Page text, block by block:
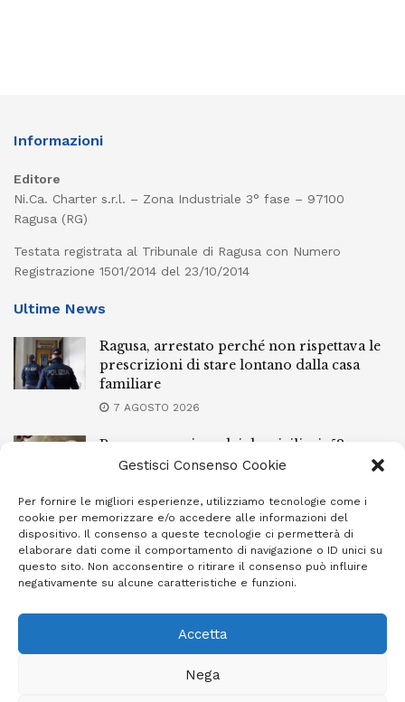
Gestisci Consenso Cookie
Per fornire le migliori esperienze, utilizziamo tecnologie come i
cookie per memorizzare e/o accedere alle informazioni del
dispositivo. Il consenso a queste tecnologie ci permetterà di
elaborare dati come il comportamento di navigazione o ID unici su
questo sito. Non acconsentire o ritirare il consenso può influire
negativamente su alcune caratteristiche e funzioni.
Accetta
Nega
Informazioni
Editore
Ni.Ca. Charter s.r.l. – Zona Industriale 3° fase – 97100
Ragusa (RG)
Testata registrata al Tribunale di Ragusa con Numero
Registrazione 1501/2014 del 23/10/2014
Ultime News
Ragusa, arrestato perché non rispettava le
prescrizioni di stare lontano dalla casa
familiare
7 AGOSTO 2026
Ragusa, spacciava dai domiciliari: 52enne
finisce in carcere
Incendi a Modica, torna in libertà il
marocchino di 23 anni
7 AGOSTO 2026